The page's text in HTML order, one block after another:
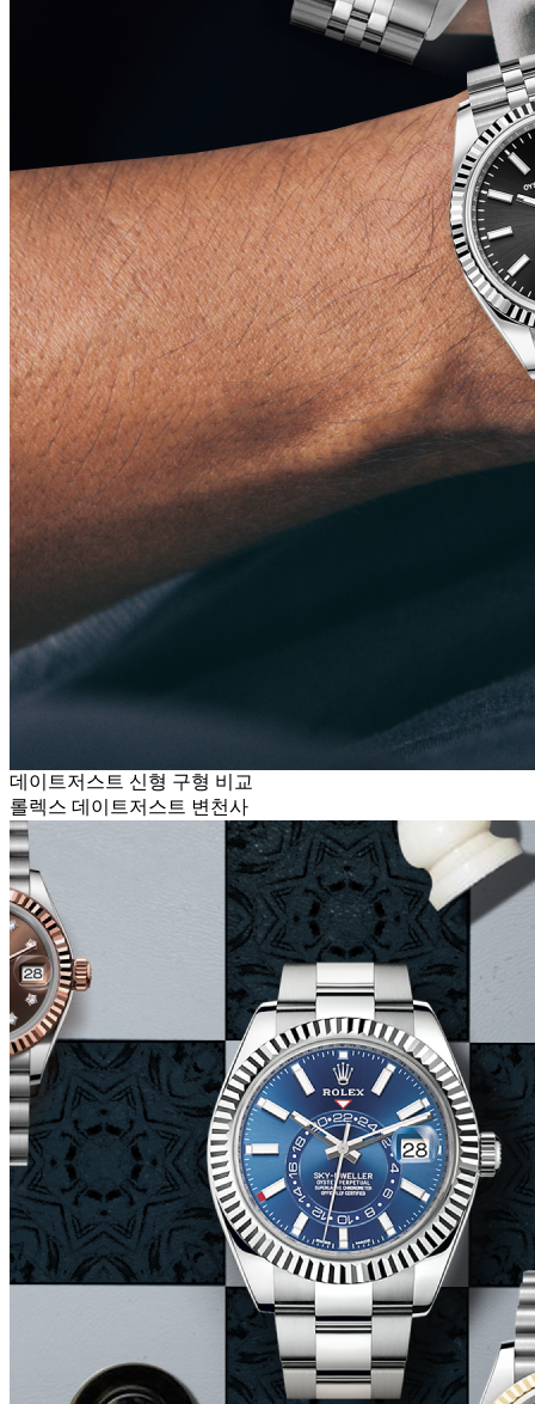
데이트저스트 신형 구형 비교
롤렉스 데이트저스트 변천사